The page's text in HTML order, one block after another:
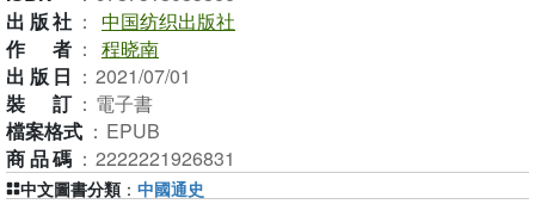
出版社 ： 中国纺织出版社
作者 ： 程晓南
出版日 ： 2021/07/01
裝訂 ： 電子書
檔案格式 ： EPUB
商品碼 ： 2222221926831
中文圖書分類 ： 中國通史